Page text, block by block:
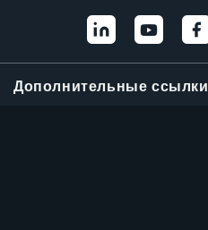
Дополнительные ссылки